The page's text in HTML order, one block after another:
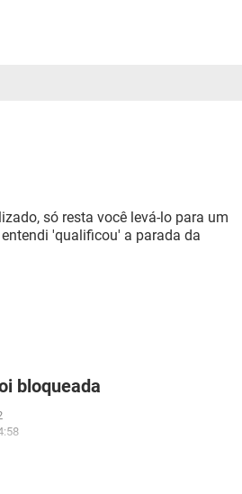
só resta você levá-lo para um
'qualificou' a parada da
bloqueada